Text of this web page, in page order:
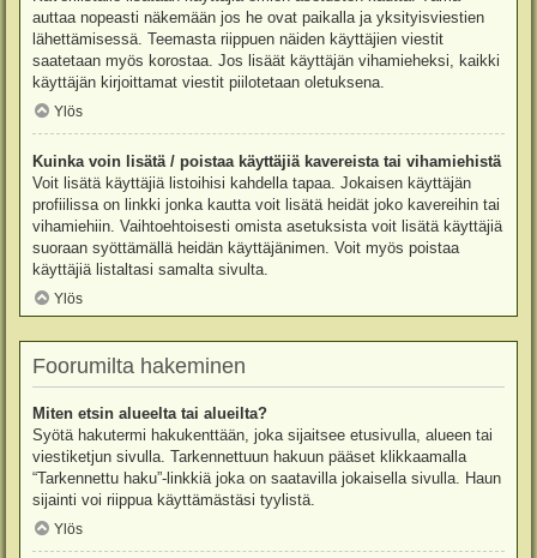
auttaa nopeasti näkemään jos he ovat paikalla ja yksityisviestien
lähettämisessä. Teemasta riippuen näiden käyttäjien viestit
saatetaan myös korostaa. Jos lisäät käyttäjän vihamieheksi, kaikki
käyttäjän kirjoittamat viestit piilotetaan oletuksena.
Ylös
Kuinka voin lisätä / poistaa käyttäjiä kavereista tai vihamiehistä
Voit lisätä käyttäjiä listoihisi kahdella tapaa. Jokaisen käyttäjän
profiilissa on linkki jonka kautta voit lisätä heidät joko kavereihin tai
vihamiehiin. Vaihtoehtoisesti omista asetuksista voit lisätä käyttäjiä
suoraan syöttämällä heidän käyttäjänimen. Voit myös poistaa
käyttäjiä listaltasi samalta sivulta.
Ylös
Foorumilta hakeminen
Miten etsin alueelta tai alueilta?
Syötä hakutermi hakukenttään, joka sijaitsee etusivulla, alueen tai
viestiketjun sivulla. Tarkennettuun hakuun pääset klikkaamalla
“Tarkennettu haku”-linkkiä joka on saatavilla jokaisella sivulla. Haun
sijainti voi riippua käyttämästäsi tyylistä.
Ylös